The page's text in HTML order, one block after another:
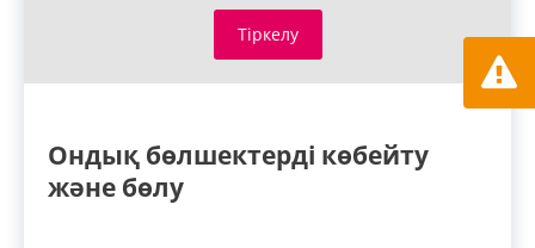
Тіркелу
Ондық бөлшектерді көбейту
және бөлу